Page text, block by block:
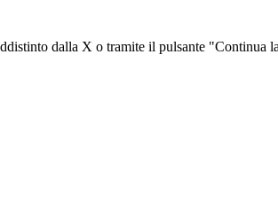
dalla X o tramite il pulsante "Continua